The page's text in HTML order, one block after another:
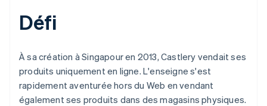
Découvrez comment Stripe construit l’infrastructure
Regarder la vidéo
Défi
À sa création à Singapour en 2013, Castlery vendait ses
produits uniquement en ligne. L'enseigne s'est
rapidement aventurée hors du Web en vendant
également ses produits dans des magasins physiques.